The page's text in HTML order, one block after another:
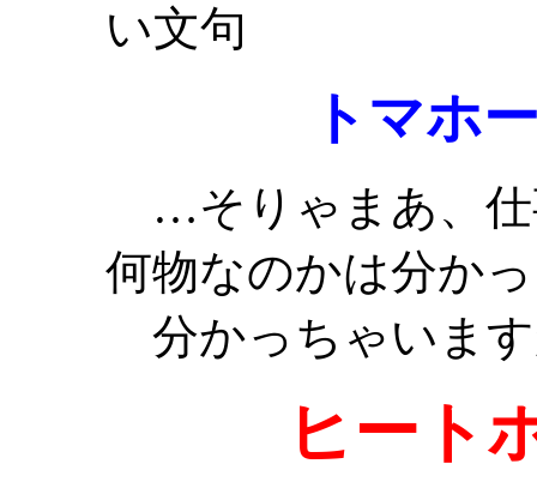
い文句
トマホ
…そりゃまあ、仕
何物なのかは分か
分かっちゃいま
ヒート